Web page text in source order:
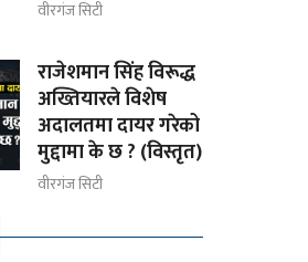
वीरगंज सिटी
राजेशमान सिंह विरूद्ध
अख्तियारले विशेष
अदालतमा दायर गरेको
मुद्दामा के छ ? (विस्तृत)
वीरगंज सिटी